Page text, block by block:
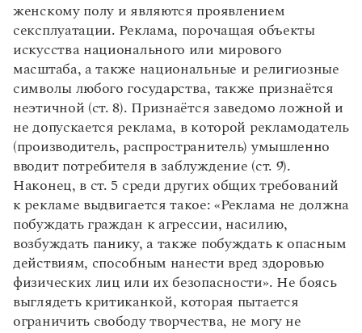
женскому полу и являются проявлением
сексплуатации. Реклама, порочащая объекты
искусства национального или мирового
масштаба, а также национальные и религиозные
символы любого государства, также признаётся
неэтичной (ст. 8). Признаётся заведомо ложной и
не допускается реклама, в которой рекламодатель
(производитель, распространитель) умышленно
вводит потребителя в заблуждение (ст. 9).
Наконец, в ст. 5 среди других общих требований
к рекламе выдвигается такое: «Реклама не должна
побуждать граждан к агрессии, насилию,
возбуждать панику, а также побуждать к опасным
действиям, способным нанести вред здоровью
физических лиц или их безопасности». Не боясь
выглядеть критиканкой, которая пытается
ограничить свободу творчества, не могу не